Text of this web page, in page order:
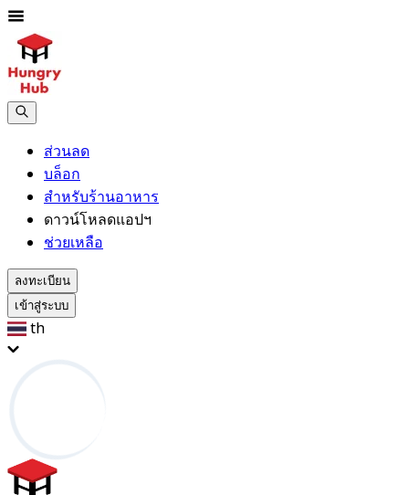
ส่วนลด
บล็อก
สำหรับร้านอาหาร
ดาวน์โหลดแอปฯ
ช่วยเหลือ
ลงทะเบียน
เข้าสู่ระบบ
th